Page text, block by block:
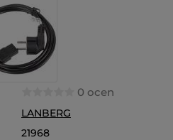
0 ocen
LANBERG
21968